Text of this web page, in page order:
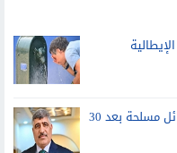
متحدث عسكري عراقي: لن تكون هناك فصائل مسلحة بعد 30